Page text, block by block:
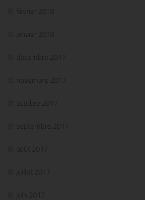
février 2018
janvier 2018
décembre 2017
novembre 2017
octobre 2017
septembre 2017
août 2017
juillet 2017
juin 2017